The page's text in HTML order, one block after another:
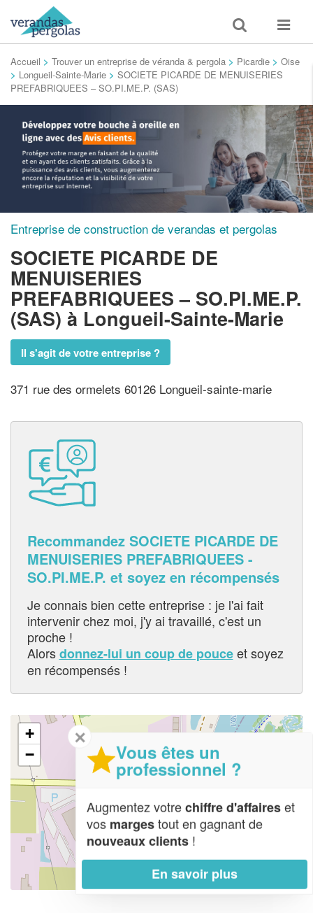
Toggle
search
Toggle
Accueil > Trouver un entreprise de véranda & pergola > Picardie > Oise
> Longueil-Sainte-Marie > SOCIETE PICARDE DE MENUISERIES
PREFABRIQUEES – SO.PI.ME.P. (SAS)
Entreprise de construction de verandas et pergolas
SOCIETE PICARDE DE
MENUISERIES
PREFABRIQUEES – SO.PI.ME.P.
(SAS) à Longueil-Sainte-Marie
Il s'agit de votre entreprise ?
371 rue des ormelets 60126 Longueil-sainte-marie
Recommandez SOCIETE PICARDE DE
MENUISERIES PREFABRIQUEES -
SO.PI.ME.P. et soyez en récompensés
Je connais bien cette entreprise : je l'ai fait
intervenir chez moi, j'y ai travaillé, c'est un
proche !
Alorsdonnez-lui un coup de pouceet soyez
en récompensés !
+
−
OpenStreetMap contributors,
✕
Vous êtes un
professionnel ?
Augmentez votrechiffre d'affaireset
vos margestout en gagnant de
nouveaux clients !
En savoir plus